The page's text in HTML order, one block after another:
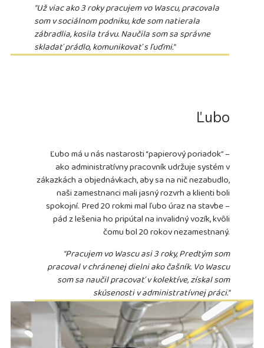
"Už viac ako 3 roky pracujem vo Wascu, pracovala
som v sociálnom podniku, kde som natierala
zábradlia, kosila trávu.Naučila som sa správne
skladať prádlo, komunikovať s ľuďmi."
Ľubo
Ľubo má u nás nastarosti “papierový poriadok” –
ako administratívny pracovník udržuje systém v
zákazkách a objednávkach,aby sa na nič nezabudlo,
naši zamestnanci mali jasný rozvrh a klienti boli
spokojní.Pred 20 rokmi mal ľubo úraz na stavbe –
pád z lešenia ho pripútal na invalidný vozík, kvôli
čomu bol 20 rokov nezamestnaný.
"Pracujem vo Wascu asi 3 roky, Predtým som
pracoval v chránenej dielni ako čašník.Vo Wascu
som sa naučil pracovať v kolektíve, získal som
skúsenosti v administratívnej práci."